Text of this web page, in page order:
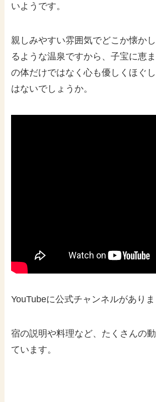
いようです。
親しみやすい雰囲気でどこか懐か
るような温泉ですから、子宝に恵
の体だけではなく心も優しくほぐ
はないでしょうか。
YouTubeに公式チャンネルがありま
宿の説明や料理など、たくさんの
ています。